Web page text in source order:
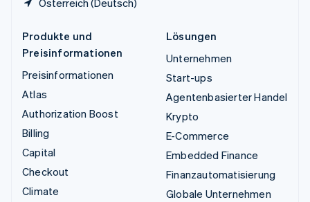
Produkte und
Preisinformationen
Preisinformationen
Atlas
Authorization Boost
Billing
Capital
Checkout
Climate
Lösungen
Unternehmen
Start-ups
Agentenbasierter Handel
Krypto
E-Commerce
Embedded Finance
Finanzautomatisierung
Globale Unternehmen